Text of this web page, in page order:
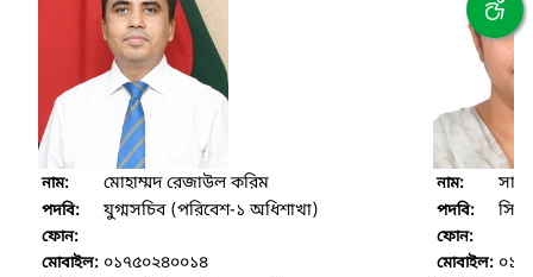
নাম: মোহাম্মদ রেজাউল করিম
পদবি: যুগ্মসচিব (পরিবেশ-১ অধিশাখা)
ফোন:
মোবাইল: ০১৭৫০২৪০০১৪
নাম:
পদবি:
ফোন:
মোবাইল: